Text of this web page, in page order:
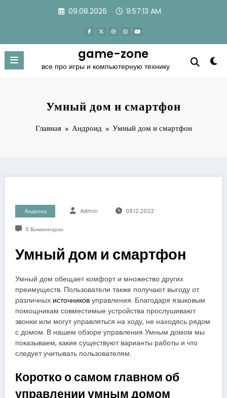
09.08.2026 9:57:14 AM
game-zone
все про игры и компьютерную технику
Умный дом и смартфон
Главная Андроид Умный дом и смартфон
Андроид Admin 08.12.2022
0 Комментарии
Умный дом и смартфон
Умный дом обещает комфорт и множество других
преимуществ. Пользователи также получают выгоду от
различных источников управления. Благодаря языковым
помощникам совместимые устройства прослушивают
звонки или могут управляться на ходу, не находясь рядом
с домом. В нашем обзоре управления Умным домом мы
показываем, какие существуют варианты работы и что
следует учитывать пользователям.
Коротко о самом главном об
управлении умным домом